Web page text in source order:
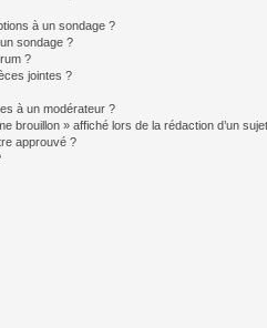
à un sondage ?
sondage ?
?
jointes ?
à un modérateur ?
brouillon » affiché lors de la rédaction d’un
approuvé ?